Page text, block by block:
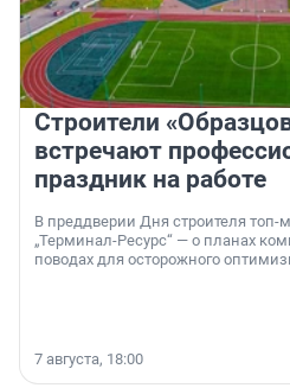
Строители
встречают
праздник на работе
В преддверии Дня строителя
„Терминал-Ресурс“ — о планах
поводах для осторожного
7 августа, 18:00